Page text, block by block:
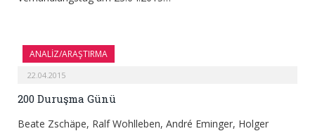
ANALİZ/ARAŞTIRMA
22.04.2015
200 Duruşma Günü
Beate Zschäpe, Ralf Wohlleben, André Eminger, Holger